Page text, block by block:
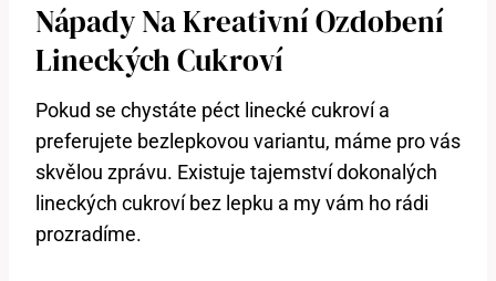
Nápady Na Kreativní Ozdobení
Lineckých Cukroví
Pokud se chystáte péct linecké cukroví a
preferujete bezlepkovou variantu, máme pro vás
skvělou zprávu. Existuje tajemství dokonalých
lineckých cukroví bez lepku a my vám ho rádi
prozradíme.